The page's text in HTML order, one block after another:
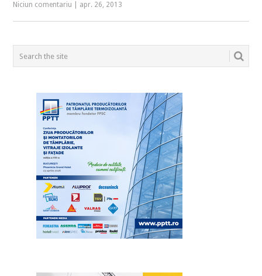
Niciun comentariu apr. 26, 2013